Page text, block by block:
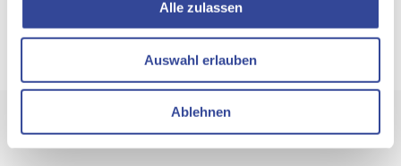
Alle zulassen
Auswahl erlauben
Ablehnen
angefordert werden.